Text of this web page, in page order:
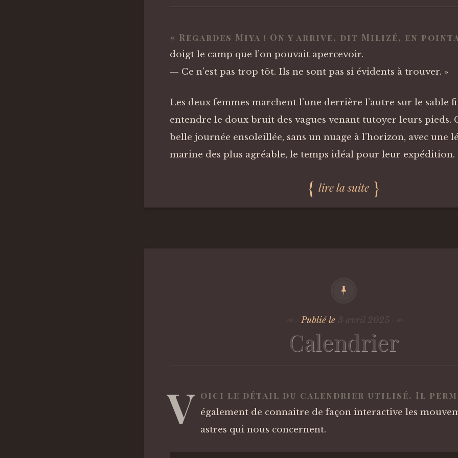
« Regardes Miya ! On y arrive, dit Milizé, en
doigt le camp que l’on pouvait apercevoir.
— Ce n’est pas trop tôt. Ils ne sont pas si évidents à trouver. »
Les deux femmes marchent l’une derrière l’autre sur le sable
entendre le doux bruit des vagues venant tutoyer leurs pieds.
belle journée ensoleillée, sans un nuage à l’horizon, avec une
marine des plus agréable, le temps idéal pour leur expédition.
lire la suite
Publié le 3 avril 2025
Calendrier
V oici le détail du calendrier utilisé. Il
également de connaitre de façon interactive les
astres qui nous concernent.